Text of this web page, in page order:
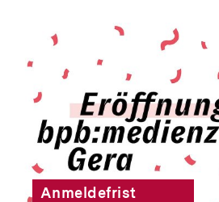
Inhaltskarousell
weitere
Inhalte
Inhaltskarussell
überspringen
Anmeldefrist